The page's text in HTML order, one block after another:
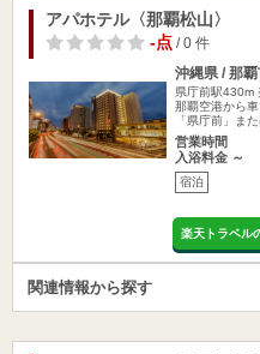
アパホテル〈那覇松山〉
-点/ 0 件
沖縄県 / 那
県庁前駅430m
那覇空港から
「県庁前」ま
営業時間
入浴料金 ～
宿泊
楽天トラベル
関連情報から探す